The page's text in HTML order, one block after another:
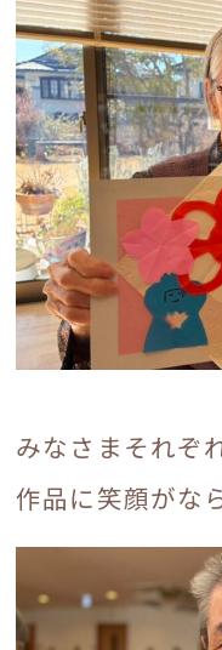
みなさまそれぞ
作品に笑顔がな
求人応募